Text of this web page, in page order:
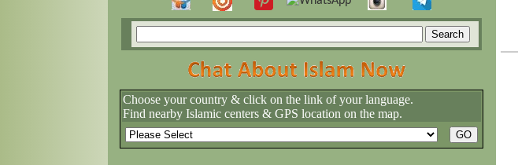
Choose your country & click on the link of your language.
Find nearby Islamic centers & GPS location on the map.